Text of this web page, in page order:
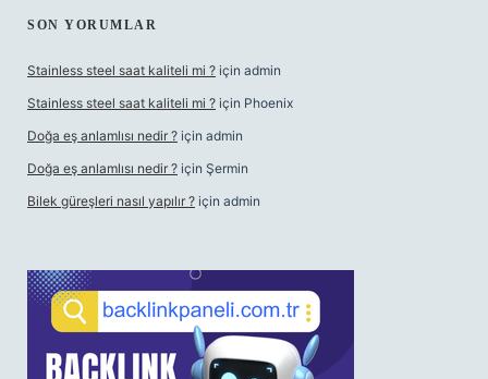
SON YORUMLAR
Stainless steel saat kaliteli mi ? için admin
Stainless steel saat kaliteli mi ? için Phoenix
Doğa eş anlamlısı nedir ? için admin
Doğa eş anlamlısı nedir ? için Şermin
Bilek güreşleri nasıl yapılır ? için admin